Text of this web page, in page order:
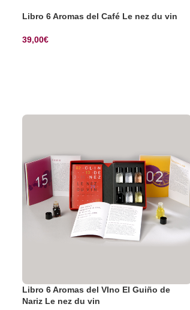
Libro 6 Aromas del Café Le nez du vin
39,00€
Libro 6 Aromas del VIno El Guiño de
Nariz Le nez du vin